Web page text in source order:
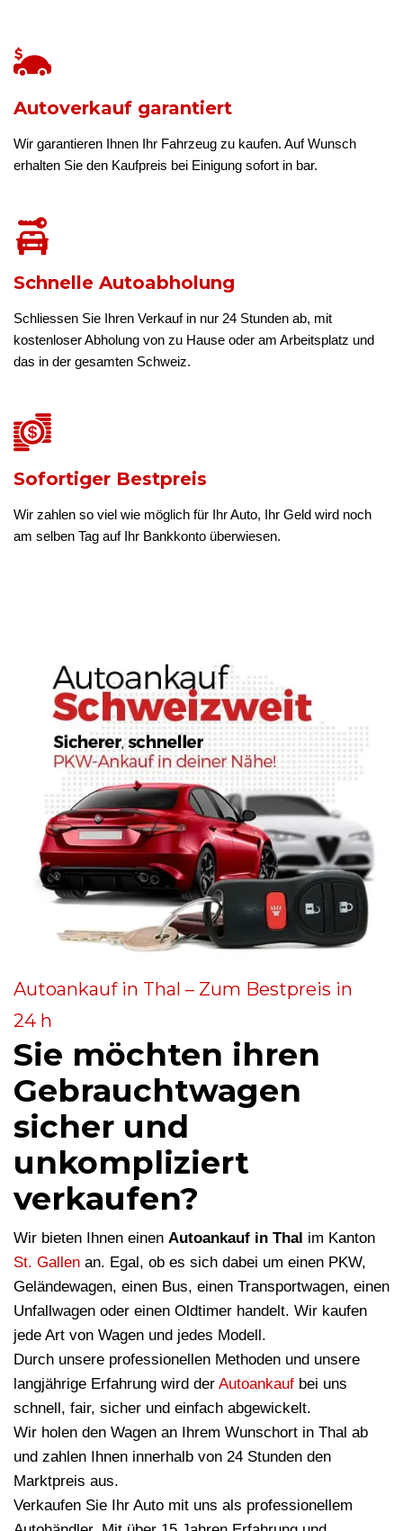
Autoverkauf garantiert
Wir garantieren Ihnen Ihr Fahrzeug zu kaufen. Auf Wunsch
erhalten Sie den Kaufpreis bei Einigung sofort in bar.
Schnelle Autoabholung
Schliessen Sie Ihren Verkauf in nur 24 Stunden ab, mit
kostenloser Abholung von zu Hause oder am Arbeitsplatz und
das in der gesamten Schweiz.
Sofortiger Bestpreis
Wir zahlen so viel wie möglich für Ihr Auto, Ihr Geld wird noch
am selben Tag auf Ihr Bankkonto überwiesen.
Autoankauf in Thal – Zum Bestpreis in
24 h
Sie möchten ihren
Gebrauchtwagen
sicher und
unkompliziert
verkaufen?
Wir bieten Ihnen einen Autoankauf in Thal im Kanton
St. Gallen an. Egal, ob es sich dabei um einen PKW,
Geländewagen, einen Bus, einen Transportwagen, einen
Unfallwagen oder einen Oldtimer handelt. Wir kaufen
jede Art von Wagen und jedes Modell.
Durch unsere professionellen Methoden und unsere
langjährige Erfahrung wird der Autoankauf bei uns
schnell, fair, sicher und einfach abgewickelt.
Wir holen den Wagen an Ihrem Wunschort in Thal ab
und zahlen Ihnen innerhalb von 24 Stunden den
Marktpreis aus.
Verkaufen Sie Ihr Auto mit uns als professionellem